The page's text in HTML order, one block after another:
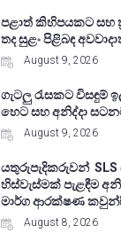
පළාත් කිහිපයකට සහ
තද සුළං පිළිබඳ
August 9, 2026
ගැටලු රැසකට විසඳුම්
හෙට සහ අනිද්දා
August 9, 2026
යතුරුපැදිකරුවන්
හිස්වැස්මක් පැළඳීම
මාර්ග ආරක්ෂණ
August 8, 2026